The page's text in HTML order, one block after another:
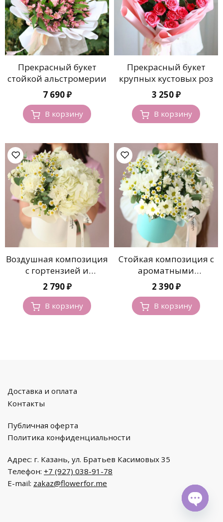
Прекрасный букет
стойкой альстромерии
7 690₽
В корзину
Прекрасный букет
крупных кустовых роз
3 250₽
В корзину
Воздушная композиция
с гортензией и
ромашками
2 790₽
В корзину
Стойкая композиция с
ароматными
ромашками
2 390₽
В корзину
Доставка и оплата
Контакты
Публичная оферта
Политика конфиденциальности
Адрес: г. Казань, ул. Братьев Касимовых 35
Телефон: +7 (927) 038-91-78
E-mail: zakaz@flowerfor.me